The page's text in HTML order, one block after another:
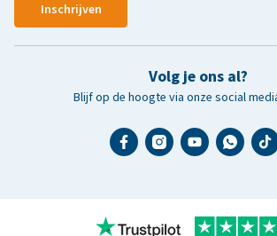
Inschrijven
Volg je ons al?
Blijf op de hoogte via onze social